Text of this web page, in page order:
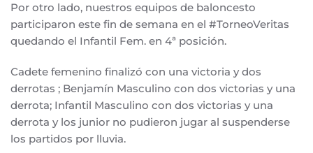
Por otro lado, nuestros equipos de baloncesto
participaron este fin de semana en el #TorneoVeritas
quedando el Infantil Fem. en 4ª posición.
Cadete femenino finalizó con una victoria y dos
derrotas ; Benjamín Masculino con dos victorias y una
derrota; Infantil Masculino con dos victorias y una
derrota y los junior no pudieron jugar al suspenderse
los partidos por lluvia.